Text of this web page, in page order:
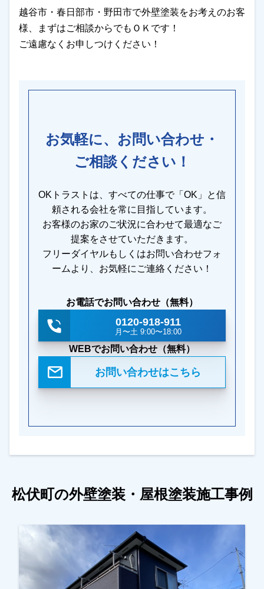
越谷市・春日部市・野田市で外壁塗装をお考えのお客
様、まずはご相談からでもＯＫです！
ご遠慮なくお申しつけください！
お気軽に、お問い合わせ・
ご相談ください！
OKトラストは、すべての仕事で「OK」と信
頼される会社を常に目指しています。
お客様のお家のご状況に合わせて最適なご
提案をさせていただきます。
フリーダイヤルもしくはお問い合わせフォ
ームより、お気軽にご連絡ください！
お電話でお問い合わせ（無料）
0120-918-911
月〜土 9:00〜18:00
WEBでお問い合わせ（無料）
お問い合わせはこちら
松伏町の外壁塗装・屋根塗装施工事例